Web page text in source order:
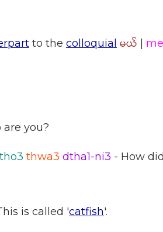
to the colloquial မယ် |
are you?
thwa3 dtha1-ni3 - How
is called 'catfish'.